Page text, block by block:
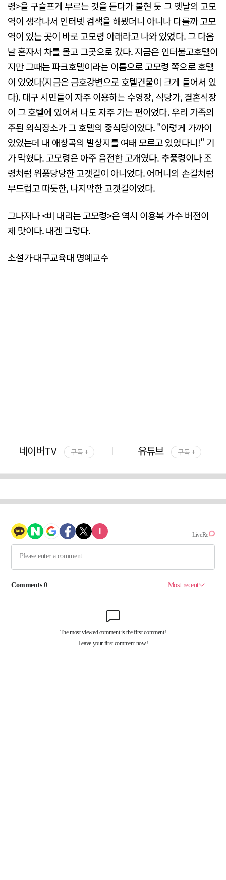
령>을 구슬프게 부르는 것을 듣다가 불현 듯 그 옛날의 고모
역이 생각나서 인터넷 검색을 해봤더니 아니나 다를까 고모
역이 있는 곳이 바로 고모령 아래라고 나와 있었다. 그 다음
날 혼자서 차를 몰고 그곳으로 갔다. 지금은 인터불고호텔이
지만 그때는 파크호텔이라는 이름으로 고모령 쪽으로 호텔
이 있었다(지금은 금호강변으로 호텔건물이 크게 들어서 있
다). 대구 시민들이 자주 이용하는 수영장, 식당가, 결혼식장
이 그 호텔에 있어서 나도 자주 가는 편이었다. 우리 가족의
주된 외식장소가 그 호텔의 중식당이었다. "이렇게 가까이
있었는데 내 애창곡의 발상지를 여태 모르고 있었다니!" 기
가 막혔다. 고모령은 아주 음전한 고개였다. 추풍령이나 조
령처럼 위풍당당한 고갯길이 아니었다. 어머니의 손길처럼
부드럽고 따듯한, 나지막한 고갯길이었다.
그나저나 <비 내리는 고모령>은 역시 이용복 가수 버전이
제 맛이다. 내겐 그렇다.
소설가·대구교육대 명예교수
네이버TV 구독 + 유튜브 구독 +